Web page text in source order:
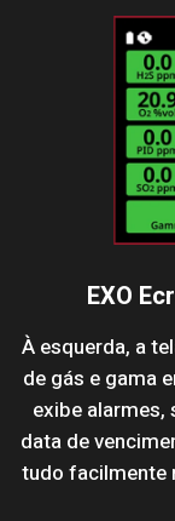
EXO
À esquerda, a
de gás e gama
exibe alarmes,
data de
tudo facilmente